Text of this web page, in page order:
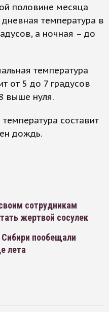
половине месяца
температура в
а ночная – до
температура
от 5 до 7 градусов
выше нуля.
составит
дождь.
сотрудникам
жертвой сосулек
пообещали
лета